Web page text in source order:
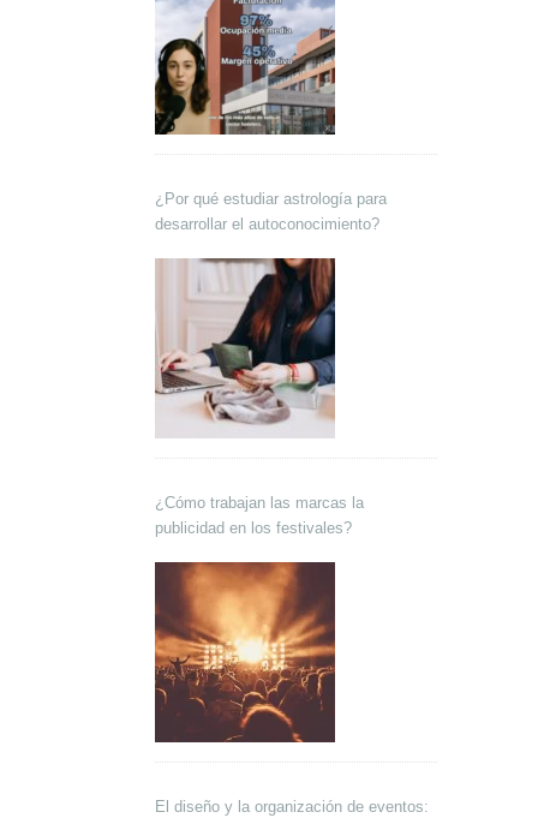
¿Por qué estudiar astrología para
desarrollar el autoconocimiento?
¿Cómo trabajan las marcas la
publicidad en los festivales?
El diseño y la organización de eventos: